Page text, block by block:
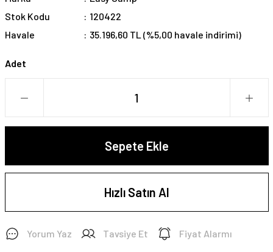
Stok Kodu
120422
Havale
35.196,60 TL (%5,00 havale indirimi)
Adet
Sepete Ekle
Hızlı Satın Al
Yorum Yaz Tavsiye Et Fiyat Alarmı